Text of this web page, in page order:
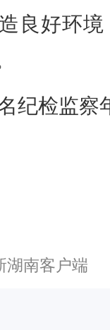
良好环
纪检监察
湖南客户端